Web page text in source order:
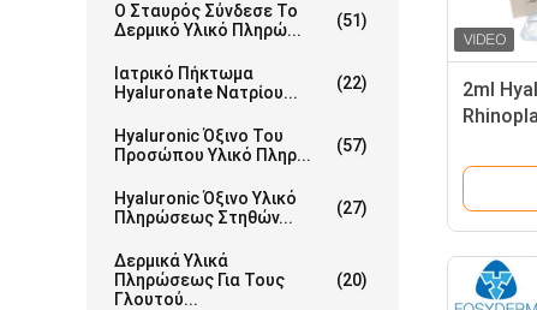
Ο Σταυρός Σύνδεσε Το
Δερμικό Υλικό Πληρώ...
(51)
Ιατρικό Πήκτωμα
Hyaluronate Νατρίου...
(22)
Hyaluronic Όξινο Του
Προσώπου Υλικό Πληρ...
(57)
Hyaluronic Όξινο Υλικό
Πληρώσεως Στηθών...
(27)
Δερμικά Υλικά
Πληρώσεως Για Τους
Γλουτού...
(20)
2ml